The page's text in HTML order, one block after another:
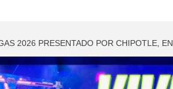
2026 PRESENTADO POR CHIPOTLE,